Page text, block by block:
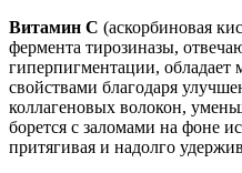
Витамин С (аскорбиновая
фермента тирозиназы,
гиперпигментации,
свойствами благодаря
коллагеновых волокон,
борется с заломами на фоне
притягивая и надолго